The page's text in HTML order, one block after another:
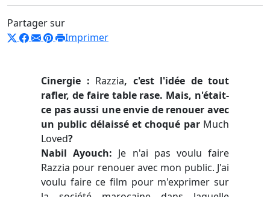
Partager sur
Imprimer
Cinergie : Razzia, c'est l'idée de tout
rafler, de faire table rase. Mais, n'était-
ce pas aussi une envie de renouer avec
un public délaissé et choqué par Much
Loved?
Nabil Ayouch: Je n'ai pas voulu faire
Razzia pour renouer avec mon public. J'ai
voulu faire ce film pour m'exprimer sur